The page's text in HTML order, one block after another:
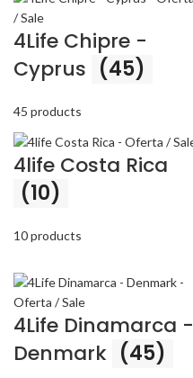
4Life Chipre -
Cyprus (45)
45 products
4life Costa Rica
(10)
10 products
4Life Dinamarca -
Denmark (45)